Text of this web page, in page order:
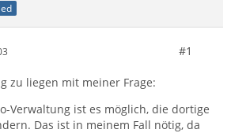
#1
zu liegen mit meiner Frage:
Verwaltung ist es möglich, die dortige
Das ist in meinem Fall nötig, da